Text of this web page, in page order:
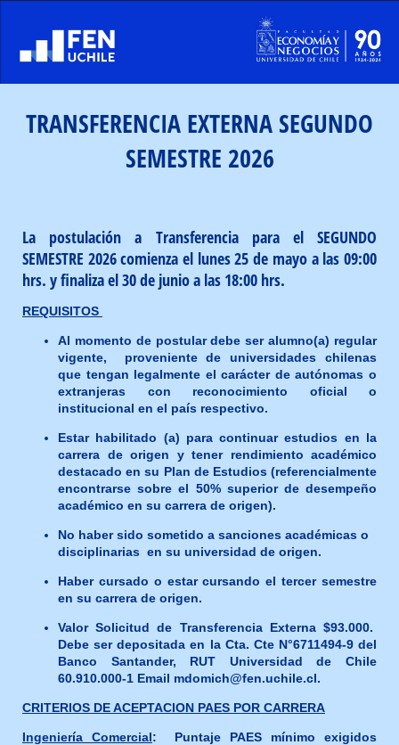
TRANSFERENCIA EXTERNA SEGUNDO
SEMESTRE 2026
La postulación a Transferencia para el SEGUNDO
SEMESTRE 2026 comienza el lunes 25 de mayo a las 09:00
hrs. y finaliza el 30 de junio a las 18:00 hrs.
REQUISITOS
Al momento de postular debe ser alumno(a) regular
vigente, proveniente de universidades chilenas
que tengan legalmente el carácter de autónomas o
extranjeras con reconocimiento oficial o
institucional en el país respectivo.
Estar habilitado (a) para continuar estudios en la
carrera de origen y tener rendimiento académico
destacado en su Plan de Estudios (referencialmente
encontrarse sobre el 50% superior de desempeño
académico en su carrera de origen).
No haber sido sometido a sanciones académicas o
disciplinarias en su universidad de origen.
Haber cursado o estar cursando el tercer semestre
en su carrera de origen.
Valor Solicitud de Transferencia Externa $93.000.
Debe ser depositada en la Cta. Cte N°6711494-9 del
Banco Santander, RUT Universidad de Chile
60.910.000-1 Email mdomich@fen.uchile.cl.
CRITERIOS DE ACEPTACION PAES POR CARRERA
Ingeniería Comercial: Puntaje PAES mínimo exigidos